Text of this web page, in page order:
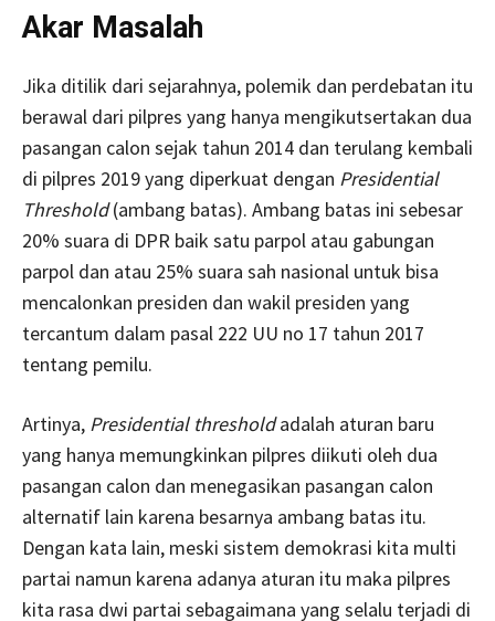
Akar Masalah
Jika ditilik dari sejarahnya, polemik dan perdebatan itu
berawal dari pilpres yang hanya mengikutsertakan dua
pasangan calon sejak tahun 2014 dan terulang kembali
di pilpres 2019 yang diperkuat dengan Presidential
Threshold(ambang batas). Ambang batas ini sebesar
20% suara di DPR baik satu parpol atau gabungan
parpol dan atau 25% suara sah nasional untuk bisa
mencalonkan presiden dan wakil presiden yang
tercantum dalam pasal 222 UU no 17 tahun 2017
tentang pemilu.
Artinya, Presidential thresholdadalah aturan baru
yang hanya memungkinkan pilpres diikuti oleh dua
pasangan calon dan menegasikan pasangan calon
alternatif lain karena besarnya ambang batas itu.
Dengan kata lain, meski sistem demokrasi kita multi
partai namun karena adanya aturan itu maka pilpres
kita rasa dwi partai sebagaimana yang selalu terjadi di